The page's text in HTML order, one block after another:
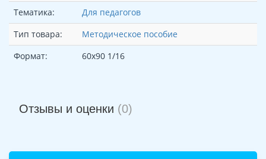
Тематика:
Для педагогов
Тип товара:
Методическое пособие
Формат:
60х90 1/16
Отзывы и оценки (0)